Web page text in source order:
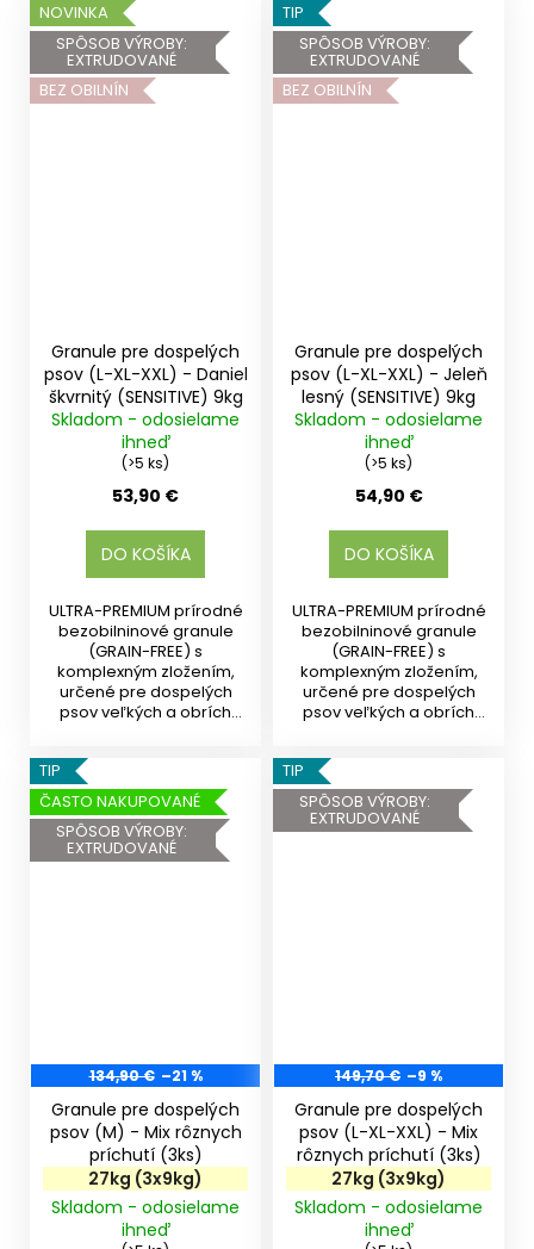
NOVINKA
SPÔSOB VÝROBY:
EXTRUDOVANÉ
BEZ OBILNÍN
Granule pre dospelých
psov (L-XL-XXL) - Daniel
škvrnitý (SENSITIVE) 9kg
Skladom - odosielame
ihneď
(>5 ks)
53,90 €
DO KOŠÍKA
ULTRA-PREMIUM prírodné
bezobilninové granule
(GRAIN-FREE) s
komplexným zložením,
určené pre dospelých
psov veľkých a obrích
TIP
SPÔSOB VÝROBY:
EXTRUDOVANÉ
BEZ OBILNÍN
Granule pre dospelých
psov (L-XL-XXL) - Jeleň
lesný (SENSITIVE) 9kg
Skladom - odosielame
ihneď
(>5 ks)
54,90 €
DO KOŠÍKA
ULTRA-PREMIUM prírodné
bezobilninové granule
(GRAIN-FREE) s
komplexným zložením,
určené pre dospelých
psov veľkých a obrích
TIP
ČASTO NAKUPOVANÉ
SPÔSOB VÝROBY:
EXTRUDOVANÉ
134,90 € –21 %
Granule pre dospelých
psov (M) - Mix rôznych
27kg (3x9kg)
Skladom - odosielame
ihneď
TIP
SPÔSOB VÝROBY:
EXTRUDOVANÉ
149,70 € –9 %
Granule pre dospelých
psov (L-XL-XXL) - Mix
27kg (3x9kg)
Skladom - odosielame
ihneď